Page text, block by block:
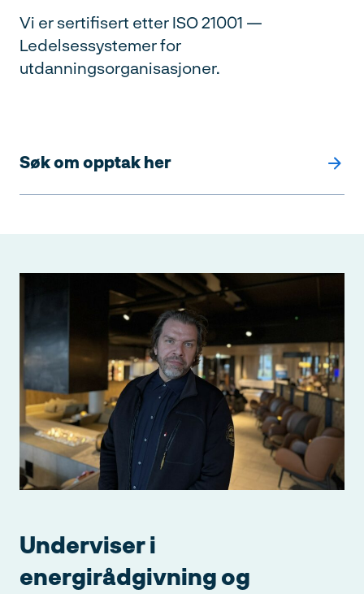
Vi er sertifisert etter ISO 21001 —
Ledelsessystemer for
utdanningsorganisasjoner.
Søk om opptak her
Underviser i
energirådgivning og